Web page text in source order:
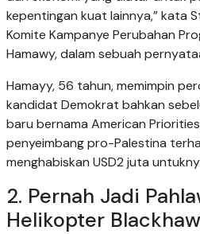
kepentingan kuat lainnya,” kata
Komite Kampanye Perubahan
Hamawy, dalam sebuah
Hamayy, 56 tahun, memimpin
kandidat Demokrat bahkan
baru bernama American
penyeimbang pro-Palestina
menghabiskan USD2 juta
2. Pernah Jadi
Helikopter